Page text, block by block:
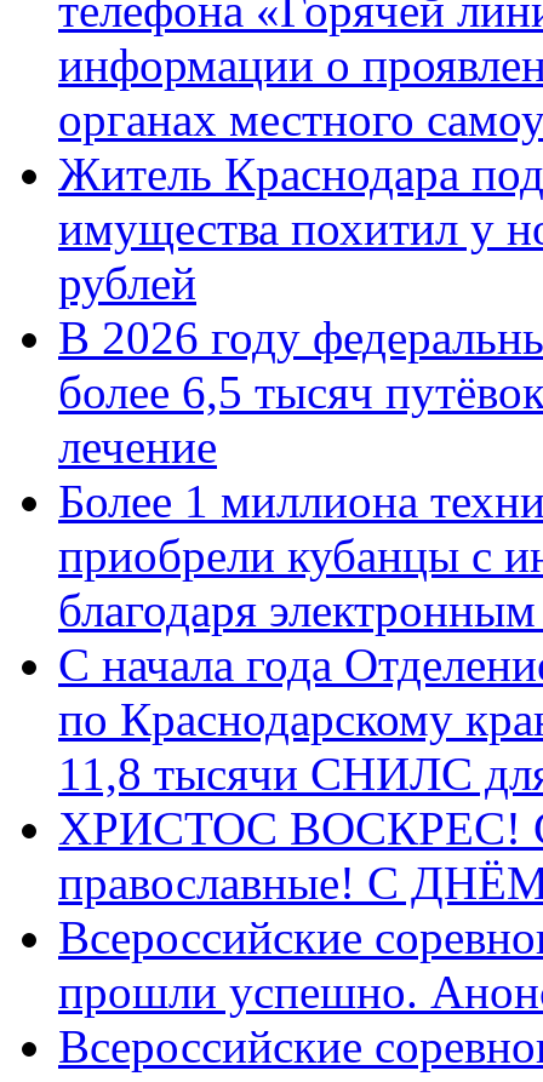
информации о
органах местного
Житель Краснодара
имущества похитил у
рублей
В 2026 году
более 6,5 тысяч
лечение
Более 1 миллиона
приобрели кубанцы с
благодаря
С начала года
по Краснодарскому
11,8 тысячи СНИЛС
ХРИСТОС ВОСКРЕС! С
православные! C
Всероссийские
прошли успешно.
Всероссийские